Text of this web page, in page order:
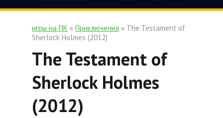
игры на ПК » Приключения » The Testament of
Sherlock Holmes (2012)
The Testament of
Sherlock Holmes
(2012)